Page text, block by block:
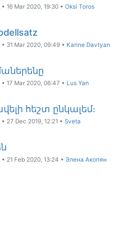
•16 Mar 2020, 19:30 •Oksi Toros
• 31 Mar 2020, 09:49 • Karine Davtyan
•17 Mar 2020, 06:47 • Lus Yan
հեշտ ընկալեմ։
• 27 Dec 2019, 12:21 •Sveta
• 21 Feb 2020, 13:24 •Элена Акопян